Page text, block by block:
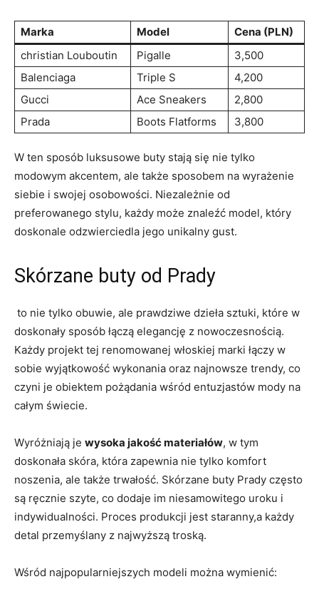
Marka Model
Cena (PLN)
christian Louboutin
Pigalle
3,500
Balenciaga
Triple S
4,200
Gucci
Ace ⁤Sneakers
2,800
Prada
Boots⁤ Flatforms 3,800
W ten sposób luksusowe buty stają się nie tylko
modowym‌ akcentem, ale ⁤także sposobem⁣ na wyrażenie
⁣siebie i swojej osobowości. Niezależnie od
preferowanego stylu, każdy może znaleźć model, który
doskonale odzwierciedla jego unikalny gust.
Skórzane buty od Prady
‌ to nie tylko ⁤obuwie, ale prawdziwe dzieła sztuki, które w
⁣doskonały sposób łączą elegancję z nowoczesnością.
Każdy projekt tej renomowanej włoskiej marki łączy w
‌sobie wyjątkowość‍ wykonania ​oraz najnowsze ⁤trendy, co
czyni je ⁤obiektem ‌pożądania wśród ‍entuzjastów mody na
całym świecie.
Wyróżniają je wysoka jakość ‌materiałów,⁤ w tym
doskonała skóra, która zapewnia nie tylko​ komfort​
noszenia, ale także trwałość. Skórzane buty⁢ Prady często
‌są ręcznie szyte, co dodaje im niesamowitego uroku i
indywidualności. Proces produkcji jest staranny,a każdy ​
detal ⁤przemyślany z najwyższą troską.
Wśród⁣ najpopularniejszych modeli można⁤ wymienić: